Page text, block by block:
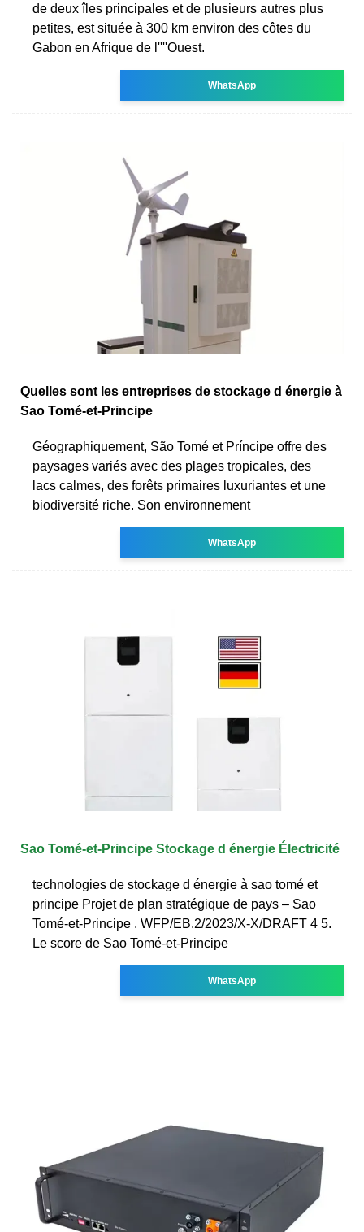
de deux îles principales et de plusieurs autres plus
petites, est située à 300 km environ des côtes du
Gabon en Afrique de l''''Ouest.
WhatsApp
Quelles sont les entreprises de stockage d énergie à
Sao Tomé-et-Principe
Géographiquement, São Tomé et Príncipe offre des
paysages variés avec des plages tropicales, des
lacs calmes, des forêts primaires luxuriantes et une
biodiversité riche. Son environnement
WhatsApp
Sao Tomé-et-Principe Stockage d énergie Électricité
technologies de stockage d énergie à sao tomé et
principe Projet de plan stratégique de pays – Sao
Tomé-et-Principe . WFP/EB.2/2023/X-X/DRAFT 4 5.
Le score de Sao Tomé-et-Principe
WhatsApp